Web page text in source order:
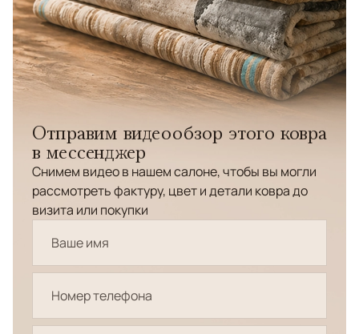
Отправим видеообзор этого ковра
в мессенджер
Снимем видео в нашем салоне, чтобы вы могли
рассмотреть фактуру, цвет и детали ковра до
визита или покупки